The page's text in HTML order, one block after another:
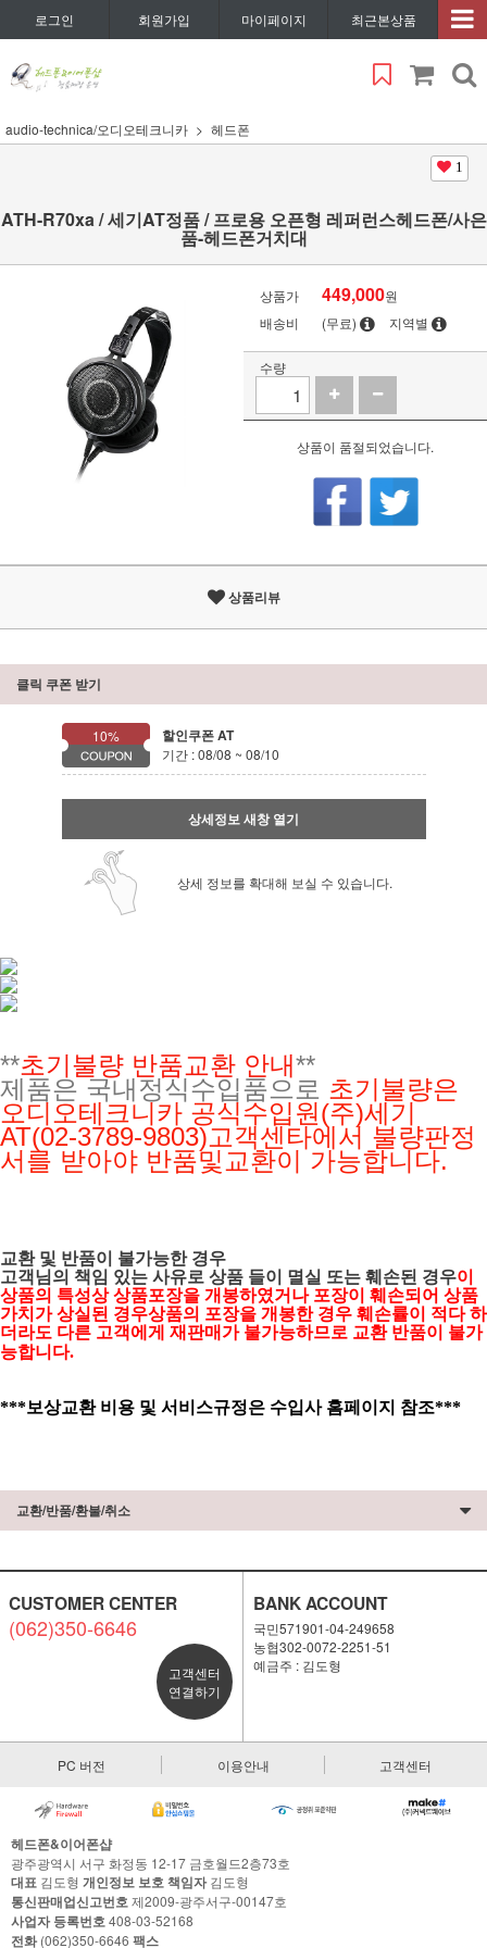
로그인 회원가입 마이페이지 최근본상품
audio-technica/오디오테크니카 헤드폰
1
ATH-R70xa / 세기AT정품 / 프로용 오픈형 레퍼런스헤드폰/사은
품-헤드폰거치대
상품가 449,000원
배송비
(무료) 지역별
수량
상품이 품절되었습니다.
상품리뷰
클릭 쿠폰 받기
10% 할인쿠폰 AT
기간 : 08/08 ~ 08/10
상세정보 새창 열기
상세 정보를 확대해 보실 수 있습니다.
**초기불량 반품교환 안내**
제품은 국내정식수입품으로 초기불량은
오디오테크니카 공식수입원(주)세기
AT(02-3789-9803)고객센타에서 불량판정
서를 받아야 반품및교환이 가능합니다.
교환 및 반품이 불가능한 경우
고객님의 책임 있는 사유로 상품 들이 멸실 또는 훼손된 경우이
상품의 특성상 상품포장을 개봉하였거나 포장이 훼손되어 상품
가치가 상실된 경우상품의 포장을 개봉한 경우 훼손률이 적다 하
더라도 다른 고객에게 재판매가 불가능하므로 교환 반품이 불가
능합니다.
***보상교환 비용 및 서비스규정은 수입사 홈페이지 참조***
교환/반품/환불/취소
CUSTOMER CENTER
(062)350-6646
고객센터
연결하기
BANK ACCOUNT
국민571901-04-249658
농협302-0072-2251-51
예금주 : 김도형
PC 버전 이용안내 고객센터
헤드폰&이어폰샵
광주광역시 서구 화정동 12-17 금호월드2층73호
대표 김도형 개인정보 보호 책임자김도형
통신판매업신고번호제2009-광주서구-00147호
사업자 등록번호408-03-52168
전화(062)350-6646 팩스